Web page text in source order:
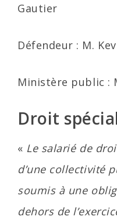
Gautier
Défendeur : M.
Ministère public :
Droit
« Le salarié de
d’une collectivité
soumis à une
dehors de